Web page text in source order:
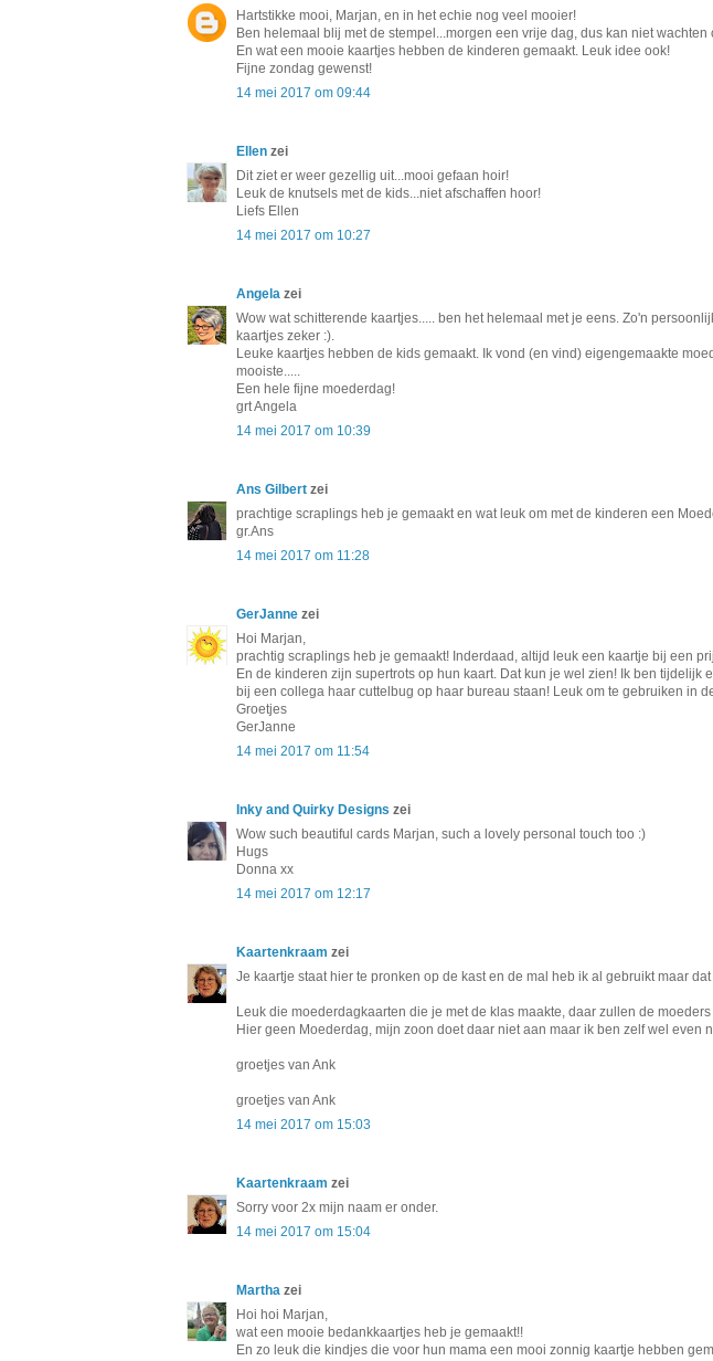
Hartstikke mooi, Marjan, en in het echie nog veel mooier!
Ben helemaal blij met de stempel...morgen een vrije dag, dus kan niet wachten
En wat een mooie kaartjes hebben de kinderen gemaakt. Leuk idee ook!
Fijne zondag gewenst!
14 mei 2017 om 09:44
Ellen zei
Dit ziet er weer gezellig uit...mooi gefaan hoir!
Leuk de knutsels met de kids...niet afschaffen hoor!
Liefs Ellen
14 mei 2017 om 10:27
Angela zei
Wow wat schitterende kaartjes..... ben het helemaal met je eens. Zo'n
kaartjes zeker :).
Leuke kaartjes hebben de kids gemaakt. Ik vond (en vind) eigengemaakte
mooiste.....
Een hele fijne moederdag!
grt Angela
14 mei 2017 om 10:39
Ans Gilbert zei
prachtige scraplings heb je gemaakt en wat leuk om met de kinderen een
gr.Ans
14 mei 2017 om 11:28
GerJanne zei
Hoi Marjan,
prachtig scraplings heb je gemaakt! Inderdaad, altijd leuk een kaartje bij een
En de kinderen zijn supertrots op hun kaart. Dat kun je wel zien! Ik ben tijdelijk
bij een collega haar cuttelbug op haar bureau staan! Leuk om te gebruiken in
Groetjes
GerJanne
14 mei 2017 om 11:54
Inky and Quirky Designs zei
Wow such beautiful cards Marjan, such a lovely personal touch too :)
Hugs
Donna xx
14 mei 2017 om 12:17
Kaartenkraam zei
Je kaartje staat hier te pronken op de kast en de mal heb ik al gebruikt maar
Leuk die moederdagkaarten die je met de klas maakte, daar zullen de
Hier geen Moederdag, mijn zoon doet daar niet aan maar ik ben zelf wel even
groetjes van Ank
groetjes van Ank
14 mei 2017 om 15:03
Kaartenkraam zei
Sorry voor 2x mijn naam er onder.
14 mei 2017 om 15:04
Martha zei
Hoi hoi Marjan,
wat een mooie bedankkaartjes heb je gemaakt!!
En zo leuk die kindjes die voor hun mama een mooi zonnig kaartje hebben